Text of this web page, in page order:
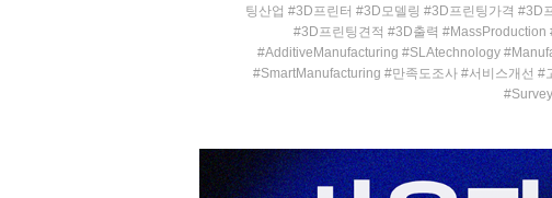
팅산업 #3D프린터 #3D모델링 #3D프린팅가격 #3D
#3D프린팅견적 #3D출력
#AdditiveManufacturing #SLAtechnology
#SmartManufacturing #만족도조사 #서비스개선
#Survey